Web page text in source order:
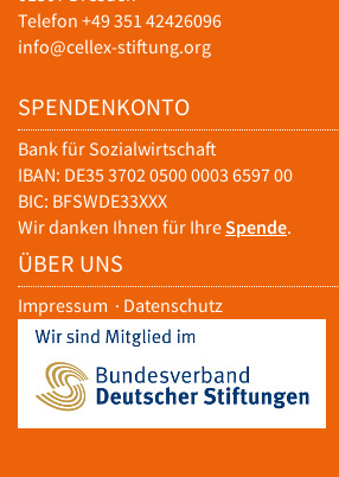
Telefon +49 351 42426096
info@cellex-stiftung.org
SPENDENKONTO
Bank für Sozialwirtschaft
IBAN: DE35 3702 0500 0003 6597 00
BIC: BFSWDE33XXX
Wir danken Ihnen für IhreSpende.
ÜBER UNS
Impressum · Datenschutz